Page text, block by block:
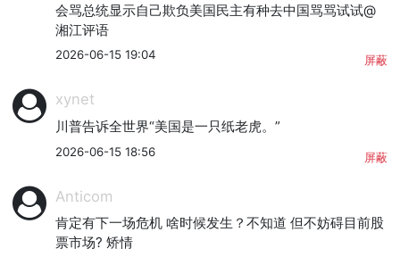
会骂总统显示自己欺负美国民主有种去中国骂骂试试@
湘江评语
2026-06-15 19:04 屏蔽
xynet
川普告诉全世界“美国是一只纸老虎。”
2026-06-15 18:56 屏蔽
Anticom
肯定有下一场危机 啥时候发生？不知道 但不妨碍目前股
票市场? 矫情